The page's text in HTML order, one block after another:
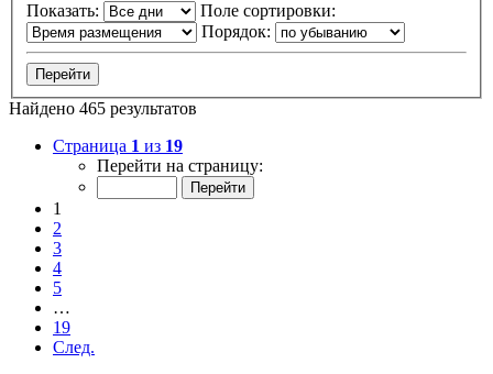
Показать:
Поле сортировки:
Порядок:
Найдено 465 результатов
Страница 1 из 19
Перейти на страницу:
1
2
3
4
5
…
19
След.